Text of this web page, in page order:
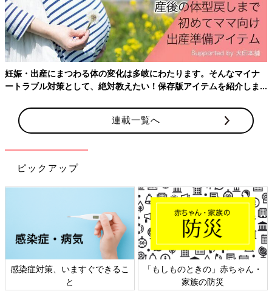
■河合さん：
すごい。採卵は本格的な手術だったんですね！
■京野先生：
そして受精卵を子宮の中に戻したら、そのあとは24時間、ベッド
の上で安静でした。
動いたら受精卵が落っこちてしまう、と思われたんですね。
で、すぐに歩いて帰るのが普通です。でも当時は、受精卵を子宮
から、トイレに行かなくてもすむように導尿もして、寝てもらっ
※ 1978年7月25日、英国で、ルイーズ・ブラウンが世界初の体外
受精ベビーとして誕生。治療にかかわったエドワーズ博士はこの
功績でノーベル賞を受賞
妊娠・出産にまつわる体の変化は多岐にわたります。そんなマイナ
ートラブル対策として、絶対教えたい！保存版アイテムを紹介しま
連載一覧へ
ピックアップ
感染症対策、いますぐできるこ
と
「もしものときの」赤ちゃん・
家族の防災